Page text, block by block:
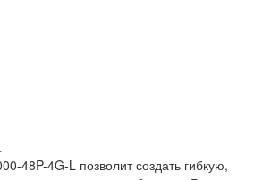
48P-4G-L позволит создать гибкую,